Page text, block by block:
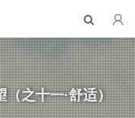
（之十一·舒适）